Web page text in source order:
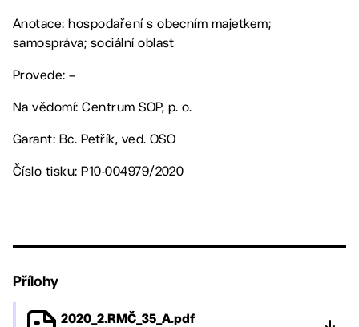
Anotace: hospodaření s obecním majetkem;
samospráva; sociální oblast
Provede: –
Na vědomí: Centrum SOP, p. o.
Garant: Bc. Petřík, ved. OSO
Číslo tisku: P10-004979/2020
Přílohy
2020_2.RMČ_35_A.pdf